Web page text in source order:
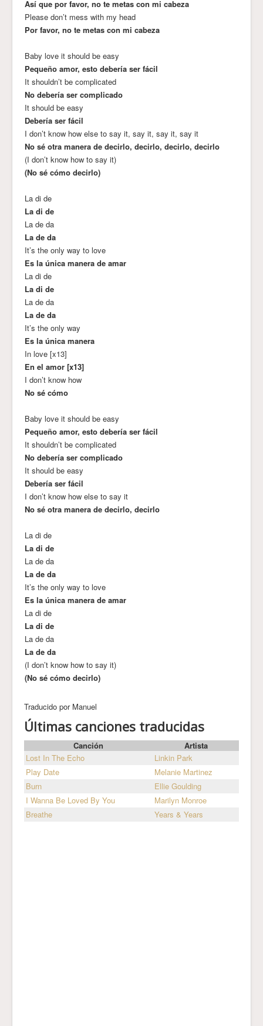
Así que por favor, no te metas con mi cabeza
Please don’t mess with my head
Por favor, no te metas con mi cabeza
Baby love it should be easy
Pequeño amor, esto debería ser fácil
It shouldn’t be complicated
No debería ser complicado
It should be easy
Debería ser fácil
I don’t know how else to say it, say it, say it, say it
No sé otra manera de decirlo, decirlo, decirlo, decirlo
(I don’t know how to say it)
(No sé cómo decirlo)
La di de
La di de
La de da
La de da
It’s the only way to love
Es la única manera de amar
La di de
La di de
La de da
La de da
It’s the only way
Es la única manera
In love [x13]
En el amor [x13]
I don’t know how
No sé cómo
Baby love it should be easy
Pequeño amor, esto debería ser fácil
It shouldn’t be complicated
No debería ser complicado
It should be easy
Debería ser fácil
I don’t know how else to say it
No sé otra manera de decirlo, decirlo
La di de
La di de
La de da
La de da
It’s the only way to love
Es la única manera de amar
La di de
La di de
La de da
La de da
(I don’t know how to say it)
(No sé cómo decirlo)
Traducido por Manuel
Últimas canciones traducidas
Canción
Artista
Lost In The Echo
Linkin Park
Play Date
Melanie Martinez
Burn
Ellie Goulding
I Wanna Be Loved By You
Marilyn Monroe
Breathe
Years & Years